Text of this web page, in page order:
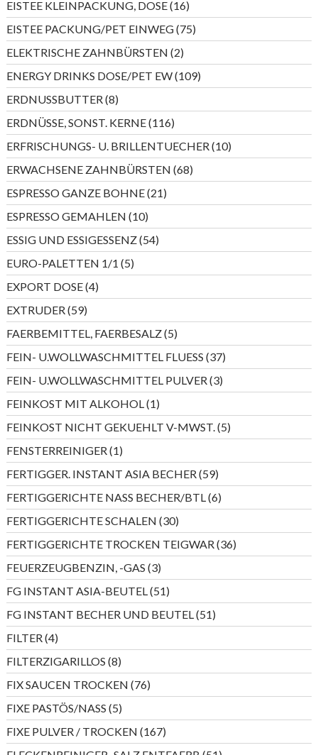
EISTEE KLEINPACKUNG, DOSE 1616
Produkte
EISTEE PACKUNG/PET EINWEG 7575
Produkte
ELEKTRISCHE ZAHNBÜRSTEN 22
Produkte
ENERGY DRINKS DOSE/PET EW 109109
Produkte
ERDNUSSBUTTER 88
Produkte
ERDNÜSSE, SONST. KERNE 116116
Produkte
ERFRISCHUNGS- U. BRILLENTUECHER 1010
Produkte
ERWACHSENE ZAHNBÜRSTEN 6868
Produkte
ESPRESSO GANZE BOHNE 2121
Produkte
ESPRESSO GEMAHLEN 1010
Produkte
ESSIG UND ESSIGESSENZ 5454
Produkte
EURO-PALETTEN 1/1 55
Produkte
EXPORT DOSE 44
Produkte
EXTRUDER 5959
Produkte
FAERBEMITTEL, FAERBESALZ 55
Produkte
FEIN- U.WOLLWASCHMITTEL FLUESS 3737
Produkte
FEIN- U.WOLLWASCHMITTEL PULVER 33
Produkte
FEINKOST MIT ALKOHOL 11
Produkt
FEINKOST NICHT GEKUEHLT V-MWST. 55
Produkte
FENSTERREINIGER 11
Produkt
FERTIGGER. INSTANT ASIA BECHER 5959
Produkte
FERTIGGERICHTE NASS BECHER/BTL 66
Produkte
FERTIGGERICHTE SCHALEN 3030
Produkte
FERTIGGERICHTE TROCKEN TEIGWAR 3636
Produkte
FEUERZEUGBENZIN, -GAS 33
Produkte
FG INSTANT ASIA-BEUTEL 5151
Produkte
FG INSTANT BECHER UND BEUTEL 5151
Produkte
FILTER 44
Produkte
FILTERZIGARILLOS 88
Produkte
FIX SAUCEN TROCKEN 7676
Produkte
FIXE PASTÖS/NASS 55
Produkte
FIXE PULVER / TROCKEN 167167
Produkte